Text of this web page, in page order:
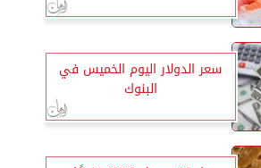
سعر الدولار اليوم الخميس في
البنوك